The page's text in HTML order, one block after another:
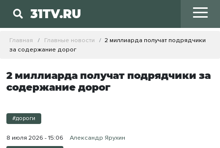
31TV.RU
Главная Главные новости
2 миллиарда получат подрядчики
за содержание дорог
2 миллиарда получат подрядчики за
содержание дорог
#дороги
8 июля 2026 - 15:06 Александр Ярухин